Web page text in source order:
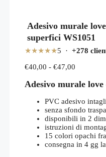
Adesivo murale
superfici WS1051
★★★★★5 · +278
€40,00 - €47,00
prezzo:
€40,00
a
€47,00
Adesivo murale
PVC adesivo
senza sfondo
disponibili in 2
istruzioni di
15 colori opachi
consegna in 4 gg